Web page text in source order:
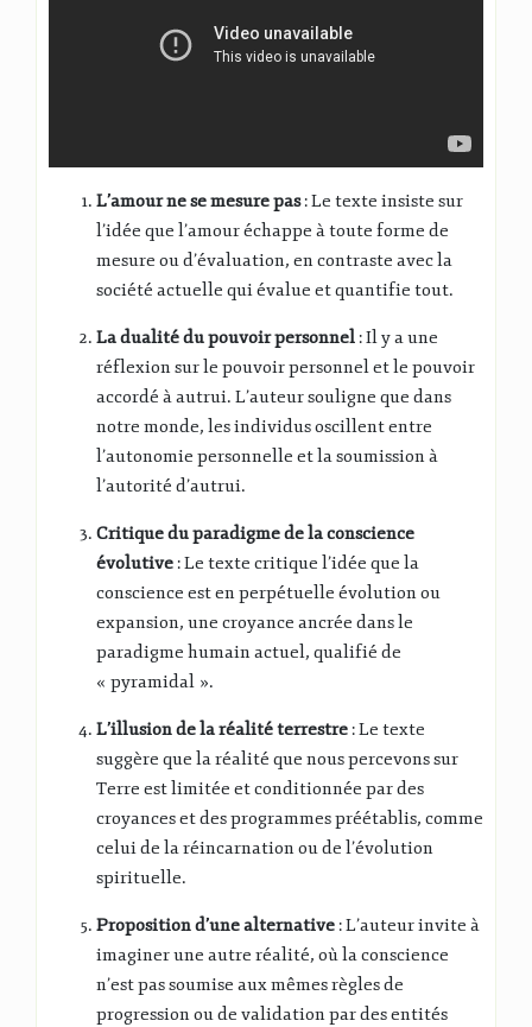
L’amour ne se mesure pas: Le texte insiste sur
l’idée que l’amour échappe à toute forme de
mesure ou d’évaluation, en contraste avec la
société actuelle qui évalue et quantifie tout.
La dualité du pouvoir personnel : Il y a une
réflexion sur le pouvoir personnel et le pouvoir
accordé à autrui. L’auteur souligne que dans
notre monde, les individus oscillent entre
l’autonomie personnelle et la soumission à
l’autorité d’autrui.
Critique du paradigme de la conscience
évolutive : Le texte critique l’idée que la
conscience est en perpétuelle évolution ou
expansion, une croyance ancrée dans le
paradigme humain actuel, qualifié de
« pyramidal ».
L’illusion de la réalité terrestre : Le texte
suggère que la réalité que nous percevons sur
Terre est limitée et conditionnée par des
croyances et des programmes préétablis, comme
celui de la réincarnation ou de l’évolution
spirituelle.
Proposition d’une alternative : L’auteur invite à
imaginer une autre réalité, où la conscience
n’est pas soumise aux mêmes règles de
progression ou de validation par des entités